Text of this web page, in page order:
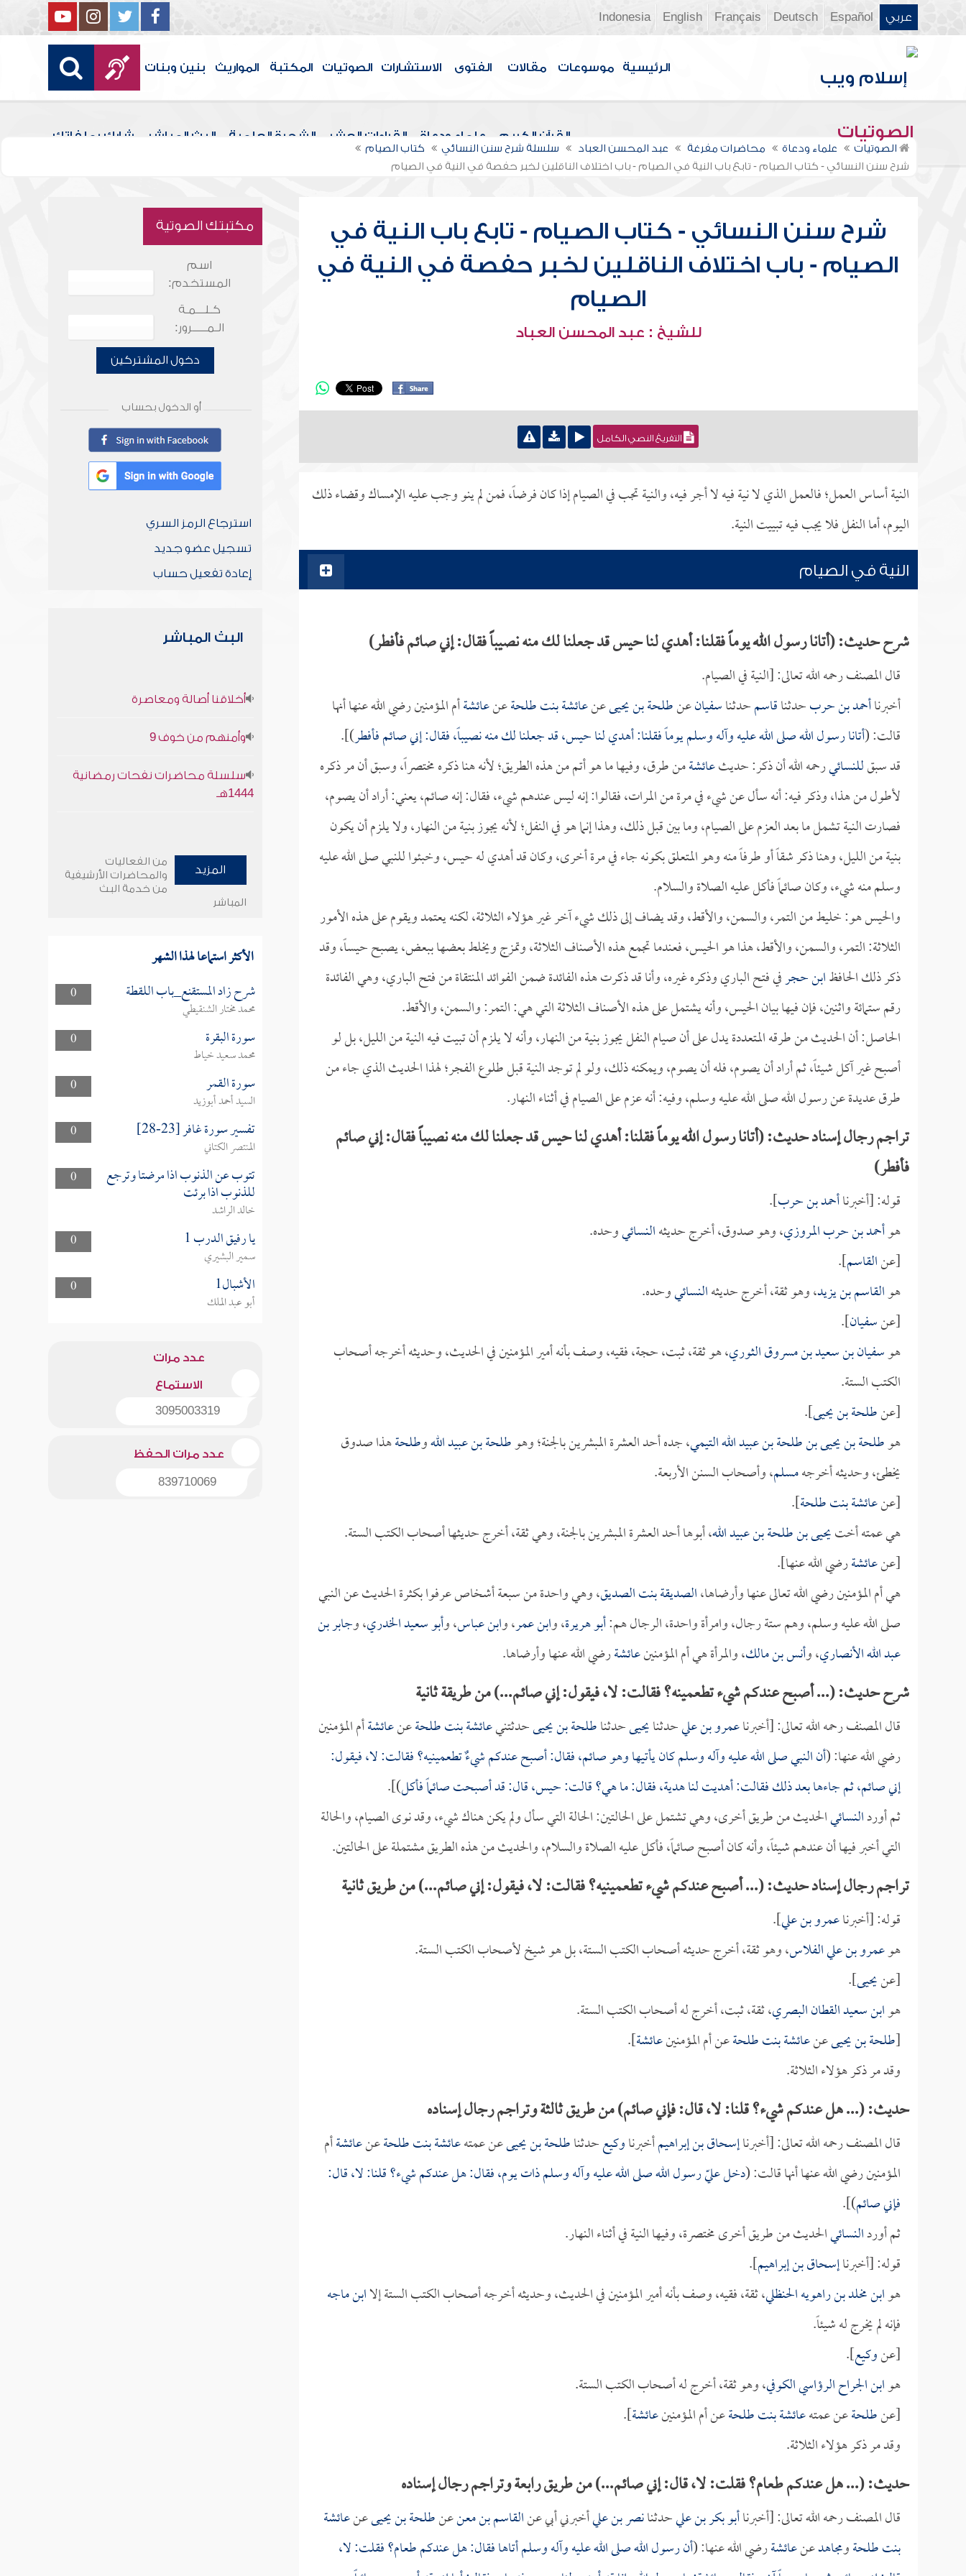
عربي Español
Deutsch
Français
English
Indonesia
الرئيسية موسوعات مقالات الفتوى الاستشارات الصوتيات المكتبة المواريث بنين وبنات
الصوتيات القرآن الكريم علماء ودعاة القراءات العشر الشجرة العلمية البث المباشر شارك بملفاتك
الصوتيات علماء ودعاة محاضرات مفرغة عبد المحسن العباد سلسلة شرح سنن النسائي
كتاب الصيام
شرح سنن النسائي - كتاب الصيام - تابع باب النية في الصيام - باب اختلاف الناقلين لخبر حفصة في النية في الصيام
شرح سنن النسائي - كتاب الصيام - تابع باب النية في
الصيام - باب اختلاف الناقلين لخبر حفصة في النية في
الصيام
للشيخ : عبد المحسن العباد
التفريغ النصي الكامل
النية أساس العمل؛ فالعمل الذي لا نية فيه لا أجر فيه، والنية تجب في الصيام إذا كان فرضاً، فمن لم ينو وجب عليه الإمساك وقضاء ذلك
اليوم، أما النفل فلا يجب فيه تبييت النية.
النية في الصيام
شرح حديث: (أتانا رسول الله يوماً فقلنا: أهدي لنا حيس قد جعلنا لك منه نصيباً فقال: إني صائم فأفطر)
قال المصنف رحمه الله تعالى: [النية في الصيام.
أخبرناأحمد بن حربحدثناقاسمحدثناسفيانعنطلحة بن يحيىعنعائشة بنت طلحةعنعائشةأم المؤمنين رضي الله عنها أنها
قالت: (أتانا رسول الله صلى الله عليه وآله وسلم يوماً فقلنا: أهدي لنا حيس، قد جعلنا لك منه نصيباً، فقال: إني صائم فأفطر)].
قد سبقللنسائيرحمه الله أن ذكر: حديثعائشةمن طرق، وفيها ما هو أتم من هذه الطريق؛ لأنه هنا ذكره مختصراً، وسبق أن مر ذكره
لأطول من هذا، وذكر فيه: أنه سأل عن شيء في مرة من المرات، فقالوا: إنه ليس عندهم شيء، فقال: إنه صائم، يعني: أراد أن يصوم،
فصارت النية تشمل ما بعد العزم على الصيام، وما بين قبل ذلك، وهذا إنما هو في النفل؛ لأنه يجوز بنية من النهار، ولا يلزم أن يكون
بنية من الليل، وهنا ذكر شقاً أو طرفاً منه وهو المتعلق بكونه جاء في مرة أخرى، وكان قد أهدي له حيس، وخبئوا للنبي صلى الله عليه
وسلم منه شيء، وكان صائماً فأكل عليه الصلاة والسلام.
والحيس هو: خليط من التمر، والسمن، والأقط، وقد يضاف إلى ذلك شيء آخر غير هؤلاء الثلاثة، لكنه يعتمد ويقوم على هذه الأمور
الثلاثة: التمر، والسمن، والأقط، هذا هو الحيس، فعندما تجمع هذه الأصناف الثلاثة، وتمزج ويخلط بعضها ببعض، يصبح حيساً، وقد
ذكر ذلك الحافظابن حجرفي فتح الباري وذكره غيره، وأنا قد ذكرت هذه الفائدة ضمن الفوائد المنتقاة من فتح الباري، وهي الفائدة
رقم ستمائة واثنين، فإن فيها بيان الحيس، وأنه يشتمل على هذه الأصناف الثلاثة التي هي: التمر: والسمن، والأقط.
الحاصل: أن الحديث من طرقه المتعددة يدل على أن صيام النفل يجوز بنية من النهار، وأنه لا يلزم أن تبيت فيه النية من الليل، بل لو
أصبح غير آكل شيئاً، ثم أراد أن يصوم، فله أن يصوم، ويمكنه ذلك، ولو لم توجد النية قبل طلوع الفجر؛ لهذا الحديث الذي جاء من
طرق عديدة عن رسول الله صلى الله عليه وسلم، وفيه: أنه عزم على الصيام في أثناء النهار.
تراجم رجال إسناد حديث: (أتانا رسول الله يوماً فقلنا: أهدي لنا حيس قد جعلنا لك منه نصيباً فقال: إني صائم
فأفطر)
قوله: [أخبرناأحمد بن حرب].
هوأحمد بن حرب المروزي، وهو صدوق، أخرج حديثهالنسائيوحده.
[عنالقاسم].
هوالقاسم بن يزيد، وهو ثقة، أخرج حديثهالنسائيوحده.
[عنسفيان].
هوسفيان بن سعيد بن مسروق الثوري، هو ثقة، ثبت، حجة، فقيه، وصف بأنه أمير المؤمنين في الحديث، وحديثه أخرجه أصحاب
الكتب الستة.
[عنطلحة بن يحيى].
هوطلحة بن يحيى بن طلحة بن عبيد الله التيمي، جده أحد العشرة المبشرين بالجنة؛ وهوطلحة بن عبيد اللهوطلحةهذا صدوق
يخطئ، وحديثه أخرجهمسلم، وأصحاب السنن الأربعة.
[عنعائشة بنت طلحة].
هي عمته أختيحيى بن طلحة بن عبيد الله، أبوها أحد العشرة المبشرين بالجنة، وهي ثقة، أخرج حديثها أصحاب الكتب الستة.
[عنعائشةرضي الله عنها].
هي أم المؤمنين رضي الله تعالى عنها وأرضاها،الصديقة بنت الصديق، وهي واحدة من سبعة أشخاص عرفوا بكثرة الحديث عن النبي
صلى الله عليه وسلم، وهم ستة رجال، وامرأة واحدة، الرجال هم:أبو هريرة، وابن عمر، وابن عباس، وأبو سعيد الخدري، وجابر بن
عبد الله الأنصاري، وأنس بن مالك، والمرأة هي أم المؤمنينعائشةرضي الله عنها وأرضاها.
شرح حديث: (... أصبح عندكم شيء تطعمينه؟ فقالت: لا، فيقول: إني صائم...) من طريقة ثانية
قال المصنف رحمه الله تعالى: [أخبرناعمرو بن عليحدثنايحيىحدثناطلحة بن يحيىحدثتنيعائشة بنت طلحةعنعائشةأم المؤمنين
رضي الله عنها: (أن النبي صلى الله عليه وآله وسلم كان يأتيها وهو صائم، فقال: أصبح عندكم شيءٌ تطعمينيه؟ فقالت: لا، فيقول:
إني صائم، ثم جاءها بعد ذلك فقالت: أهديت لنا هدية، فقال: ما هي؟ قالت: حيس، قال: قد أصبحت صائماً فأكل)].
ثم أوردالنسائيالحديث من طريق أخرى، وهي تشتمل على الحالتين: الحالة التي سأل ولم يكن هناك شيء، وقد نوى الصيام، والحالة
التي أخبر فيها أن عندهم شيئاً، وأنه كان أصبح صائماً، فأكل عليه الصلاة والسلام، والحديث من هذه الطريق مشتملة على الحالتين.
تراجم رجال إسناد حديث: (... أصبح عندكم شيء تطعمينيه؟ فقالت: لا، فيقول: إني صائم...) من طريق ثانية
قوله: [أخبرناعمرو بن علي].
هوعمرو بن علي الفلاس، وهو ثقة، أخرج حديثه أصحاب الكتب الستة، بل هو شيخ لأصحاب الكتب الستة.
[عنيحيى].
هوابن سعيد القطان البصري، ثقة، ثبت، أخرج له أصحاب الكتب الستة.
[طلحة بن يحيىعنعائشة بنت طلحةعن أم المؤمنينعائشة].
وقد مر ذكر هؤلاء الثلاثة.
حديث: (... هل عندكم شيء؟ قلنا: لا، قال: فإني صائم) من طريق ثالثة وتراجم رجال إسناده
قال المصنف رحمه الله تعالى: [أخبرناإسحاق بن إبراهيمأخبرناوكيعحدثناطلحة بن يحيىعن عمتهعائشة بنت طلحةعنعائشةأم
المؤمنين رضي الله عنها أنها قالت: (دخل عليّ رسول الله صلى الله عليه وآله وسلم ذات يوم، فقال: هل عندكم شيء؟ قلنا: لا، قال:
فإني صائم)].
ثم أوردالنسائيالحديث من طريق أخرى مختصرة، وفيها النية في أثناء النهار.
قوله: [أخبرناإسحاق بن إبراهيم].
هوابن مخلد بن راهويه الحنظلي، ثقة، فقيه، وصف بأنه أمير المؤمنين في الحديث، وحديثه أخرجه أصحاب الكتب الستة إلاابن ماجه
فإنه لم يخرج له شيئاً.
[عنوكيع].
هوابن الجراح الرؤاسي الكوفي، وهو ثقة، أخرج له أصحاب الكتب الستة.
[عنطلحةعن عمتهعائشة بنت طلحةعن أم المؤمنينعائشة].
وقد مر ذكر هؤلاء الثلاثة.
حديث: (... هل عندكم طعام؟ فقلت: لا، قال: إني صائم...) من طريق رابعة وتراجم رجال إسناده
قال المصنف رحمه الله تعالى: [أخبرناأبو بكر بن عليحدثنانصر بن عليأخبرني أبي عنالقاسم بن معنعنطلحة بن يحيىعنعائشة
بنت طلحةومجاهدعنعائشةرضي الله عنها: (أن رسول الله صلى الله عليه وآله وسلم أتاها فقال: هل عندكم طعام؟ فقلت: لا،
مكتبتك الصوتية
اسم
المستخدم:
كـلـــمـة
الـمـــــرور:
دخول المشتركين
أو الدخول بحساب
استرجاع الرمز السري
تسجيل عضو جديد
إعادة تفعيل حساب
البث المباشر
أخلاقنا أصالة ومعاصرة
وأمنهم من خوف 9
سلسلة محاضرات نفحات رمضانية
1444هـ
المزيد
من الفعاليات
والمحاضرات الأرشيفية
من خدمة البث
المباشر
الأكثر استماعا لهذا الشهر
0 شرح زاد المستقنع_باب اللقطة
محمد مختار الشنقيطي
0
سورة البقرة
محمد سعيد خياط
0
سورة القمر
السيد أحمد أبوزيد
0
تفسير سورة غافر [23-28]
المنتصر الكتاني
0
تتوب عن الذنوب اذا مرضتا وترجع
للذنوب اذا برئت
خالد الراشد
0
يا رفيق الدرب 1
سمير البشيري
0
الأشبال1
أبو عبد الملك
عدد مرات
الاستماع
3095003319
عدد مرات الحفظ
839710069